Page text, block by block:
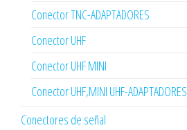
Conector TNC-ADAPTADORES
Conector UHF
Conector UHF MINI
Conector UHF,MINI UHF-ADAPTADORES
Conectores de señal